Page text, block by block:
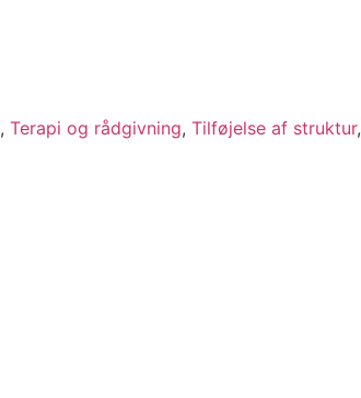
, Terapi og rådgivning, Tilføjelse af struktur,